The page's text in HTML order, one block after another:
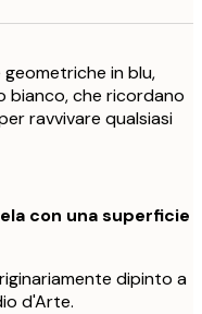
in blu,
bianco, che ricordano
ravvivare qualsiasi
con una superficie
dipinto a
d'Arte.